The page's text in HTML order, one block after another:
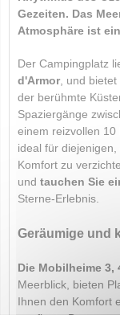
Gezeiten. Das
Atmosphäre ist
Der Campingplatz
d'Armor , und
der berühmte
Spaziergänge
einem reizvollen
ideal für
Komfort zu
undtauchen Sie
Sterne-Erlebnis.
Geräumige und
Die Mobilheime 3,
Meerblick, bieten
Ihnen den Komfort